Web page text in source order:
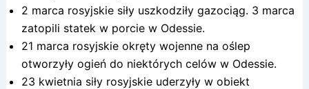
2 marca rosyjskie siły uszkodziły gazociąg. 3 marca
zatopili statek w porcie w Odessie.
21 marca rosyjskie okręty wojenne na oślep
otworzyły ogień do niektórych celów w Odessie.
23 kwietnia siły rosyjskie uderzyły w obiekt